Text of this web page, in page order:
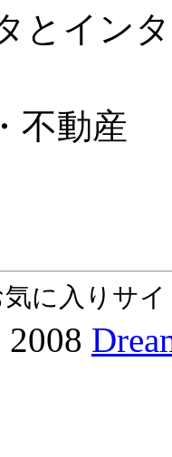
とイン
不動産
気に入りサ